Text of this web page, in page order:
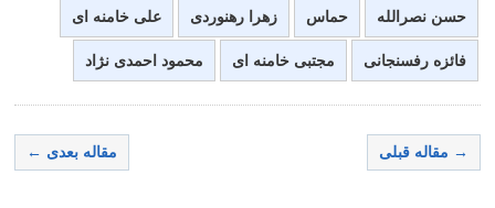
حسن نصرالله حماس زهرا رهنوردی علی خامنه ای
فائزه رفسنجانی مجتبی خامنه ای محمود احمدی نژاد
→ مقاله قبلی مقاله بعدی ←